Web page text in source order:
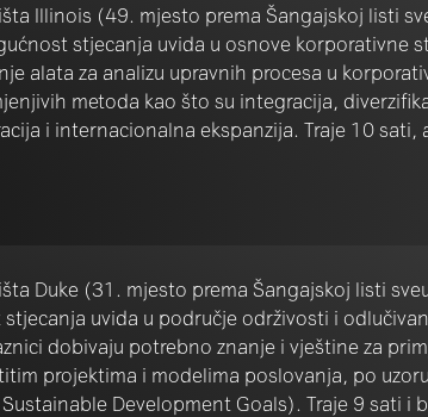
Illinois (49. mjesto prema Šangajskoj listi
stjecanja uvida u osnove korporativne
alata za analizu upravnih procesa u
metoda kao što su integracija,
i internacionalna ekspanzija. Traje 10 sati,
Duke (31. mjesto prema Šangajskoj listi
uvida u područje održivosti i
dobivaju potrebno znanje i vještine za
projektima i modelima poslovanja, po
Development Goals). Traje 9 sati i